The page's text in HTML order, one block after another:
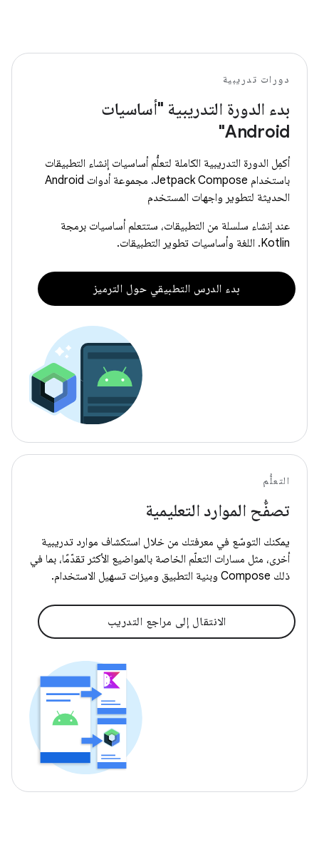
دورات تدريبية
بدء الدورة التدريبية "أساسيات
Android"
أكمِل الدورة التدريبية الكاملة لتعلُّم أساسيات إنشاء التطبيقات
باستخدام Jetpack Compose. مجموعة أدوات Android
الحديثة لتطوير واجهات المستخدم
عند إنشاء سلسلة من التطبيقات، ستتعلم أساسيات برمجة
Kotlin. اللغة وأساسيات تطوير التطبيقات.
بدء الدرس التطبيقي حول الترميز
التعلُّم
تصفُّح الموارد التعليمية
يمكنك التوسّع في معرفتك من خلال استكشاف موارد تدريبية
أخرى، مثل مسارات التعلّم الخاصة بالمواضيع الأكثر تقدّمًا، بما في
ذلك Compose وبنية التطبيق وميزات تسهيل الاستخدام.
الانتقال إلى مراجع التدريب